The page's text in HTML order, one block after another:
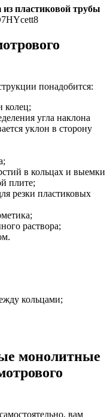
пластиковой трубы
понадобится:
колец;
угла наклона
уклон в сторону
в кольцах и выемки
плите;
резки пластиковых
раствора;
кольцами;
монолитные
вам